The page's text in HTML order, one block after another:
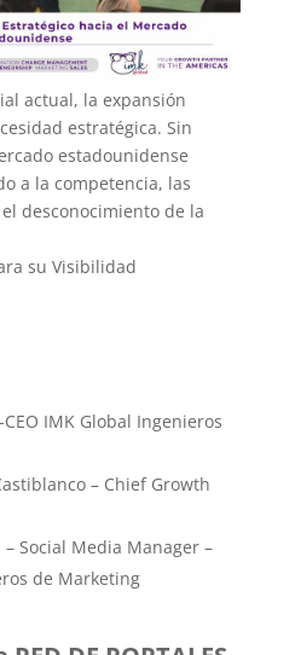
actual, la expansión
estratégica. Sin
estadounidense
a la competencia, las
desconocimiento de la
su Visibilidad
IMK Global Ingenieros
– Chief Growth
Social Media Manager –
de Marketing